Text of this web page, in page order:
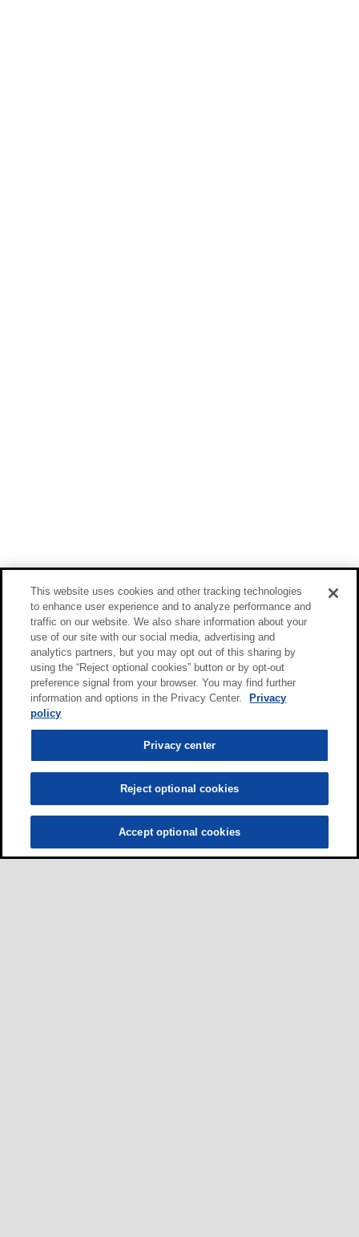
This website uses cookies and other tracking technologies
to enhance user experience and to analyze performance and
traffic on our website. We also share information about your
use of our site with our social media, advertising and
analytics partners, but you may opt out of this sharing by
using the “Reject optional cookies” button or by opt-out
preference signal from your browser. You may find further
information and options in the Privacy Center.
Privacy
policy
Privacy center
Reject optional cookies
Accept optional cookies